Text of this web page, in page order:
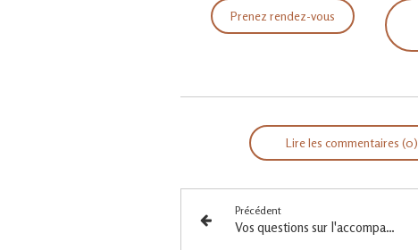
Prenez rendez-vous
Lire les commentaires (0)
Précédent
Vos questions sur l'accompagnement